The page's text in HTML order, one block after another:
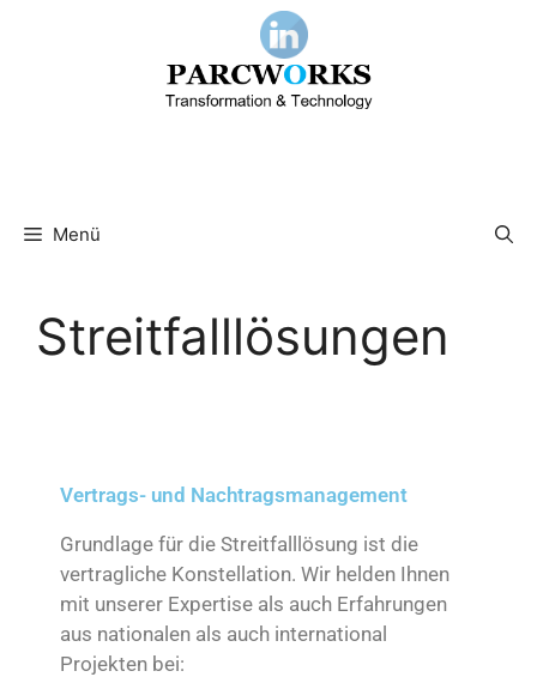
Menü
Streitfalllösungen
Vertrags- und Nachtragsmanagement
Grundlage für die Streitfalllösung ist die
vertragliche Konstellation. Wir helden Ihnen
mit unserer Expertise als auch Erfahrungen
aus nationalen als auch international
Projekten bei: